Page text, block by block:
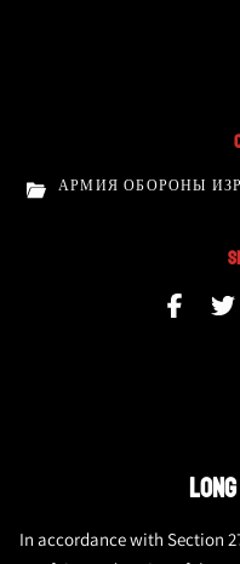
АРМИЯ ОБОРОНЫ
In accordance with Section